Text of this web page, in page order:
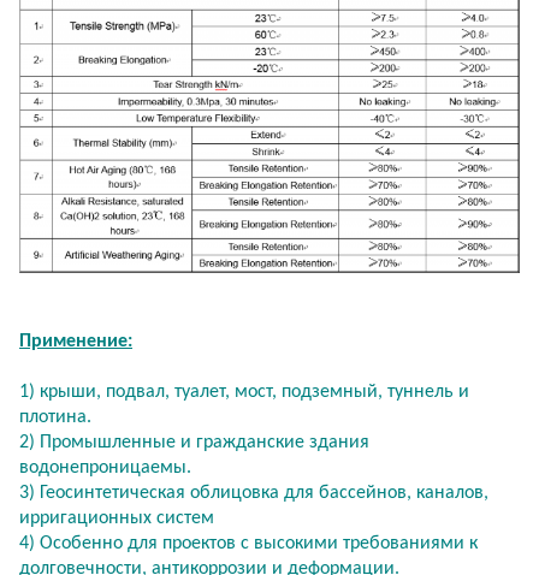
Применение:
1) крыши, подвал, туалет, мост, подземный, туннель и
плотина.
2) Промышленные и гражданские здания
водонепроницаемы.
3) Геосинтетическая облицовка для бассейнов, каналов,
ирригационных систем
4) Особенно для проектов с высокими требованиями к
долговечности, антикоррозии и деформации.